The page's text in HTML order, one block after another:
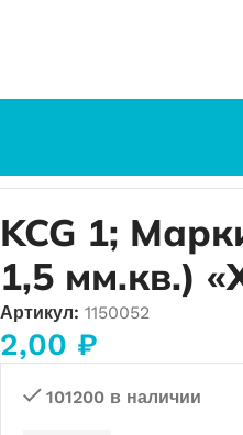
KCG 1;
1,5 мм.кв.)
Артикул: 1150052
2,00 ₽
101200 в наличии